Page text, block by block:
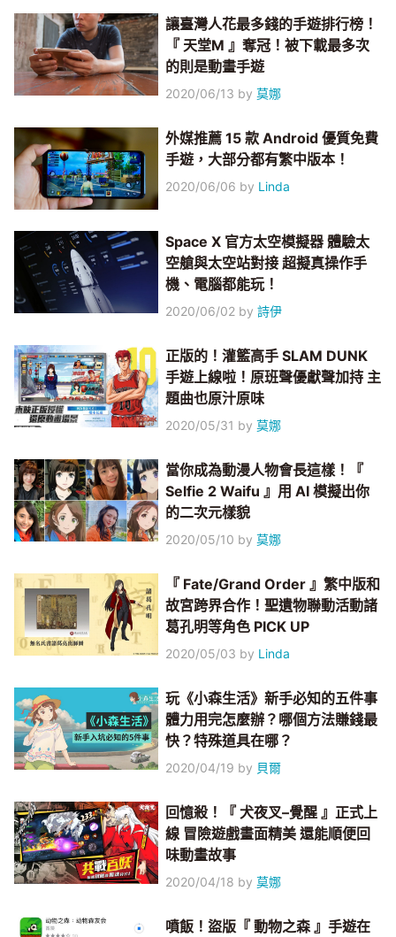
讓臺灣人花最多錢的手遊排行榜！
『 天堂M 』奪冠！被下載最多次
的則是動畫手遊
2020/06/13 by莫娜
外媒推薦 15 款 Android 優質免費
手遊，大部分都有繁中版本！
2020/06/06 by Linda
Space X 官方太空模擬器 體驗太
空艙與太空站對接 超擬真操作手
機、電腦都能玩！
2020/06/02 by詩伊
正版的！灌籃高手 SLAM DUNK
手遊上線啦！原班聲優獻聲加持 主
題曲也原汁原味
2020/05/31 by莫娜
當你成為動漫人物會長這樣！『
Selfie 2 Waifu 』用 AI 模擬出你
的二次元樣貌
2020/05/10 by莫娜
『 Fate/Grand Order 』繁中版和
故宮跨界合作！聖遺物聯動活動諸
葛孔明等角色 PICK UP
2020/05/03 by Linda
玩《小森生活》新手必知的五件事
體力用完怎麼辦？哪個方法賺錢最
快？特殊道具在哪？
2020/04/19 by 貝爾
回憶殺！『 犬夜叉–覺醒 』正式上
線 冒險遊戲畫面精美 還能順便回
味動畫故事
2020/04/18 by莫娜
噴飯！盜版『 動物之森 』手遊在